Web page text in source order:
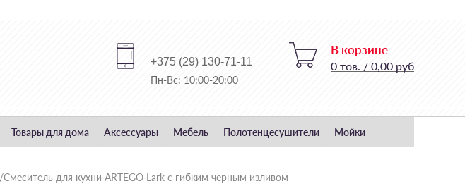
В корзине
0 тов. / 0,00 руб
+375 (29) 130-71-11
Пн-Вс: 10:00-20:00
Товары для дома Аксессуары Мебель Полотенцесушители Мойки
/Смеситель для кухни ARTEGO Lark с гибким черным изливом